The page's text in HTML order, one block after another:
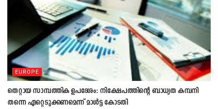
EUROPE
തെറ്റായ സാമ്പത്തിക ഉപദേശം: നിക്ഷേപത്തിന്റെ ബാധ്യത കമ്പനി
തന്നെ ഏറ്റെടുക്കണമെന്ന് മാൾട്ട കോടതി